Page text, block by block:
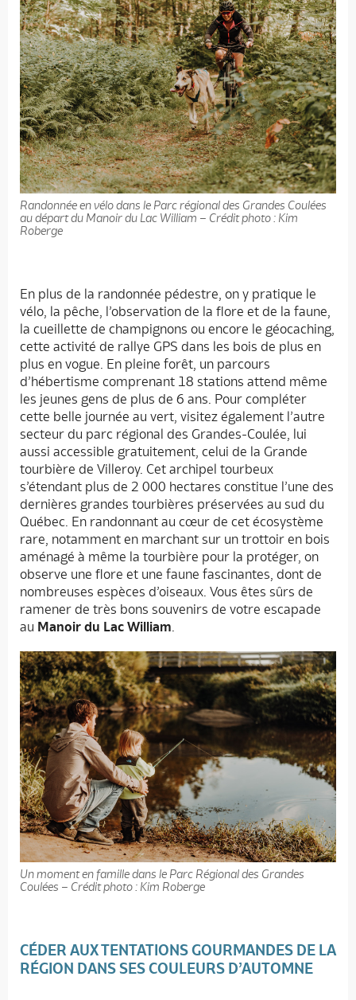
Randonnée en vélo dans le Parc régional des Grandes Coulées
au départ du Manoir du Lac William – Crédit photo : Kim
Roberge
En plus de la randonnée pédestre, on y pratique le
vélo, la pêche, l’observation de la flore et de la faune,
la cueillette de champignons ou encore le géocaching,
cette activité de rallye GPS dans les bois de plus en
plus en vogue. En pleine forêt, un parcours
d’hébertisme comprenant 18 stations attend même
les jeunes gens de plus de 6 ans. Pour compléter
cette belle journée au vert, visitez également l’autre
secteur du parc régional des Grandes-Coulée, lui
aussi accessible gratuitement, celui de la Grande
tourbière de Villeroy. Cet archipel tourbeux
s’étendant plus de 2 000 hectares constitue l’une des
dernières grandes tourbières préservées au sud du
Québec. En randonnant au cœur de cet écosystème
rare, notamment en marchant sur un trottoir en bois
aménagé à même la tourbière pour la protéger, on
observe une flore et une faune fascinantes, dont de
nombreuses espèces d’oiseaux. Vous êtes sûrs de
ramener de très bons souvenirs de votre escapade
au Manoir du Lac William.
Un moment en famille dans le Parc Régional des Grandes
Coulées – Crédit photo : Kim Roberge
CÉDER AUX TENTATIONS GOURMANDES DE LA
RÉGION DANS SES COULEURS D’AUTOMNE